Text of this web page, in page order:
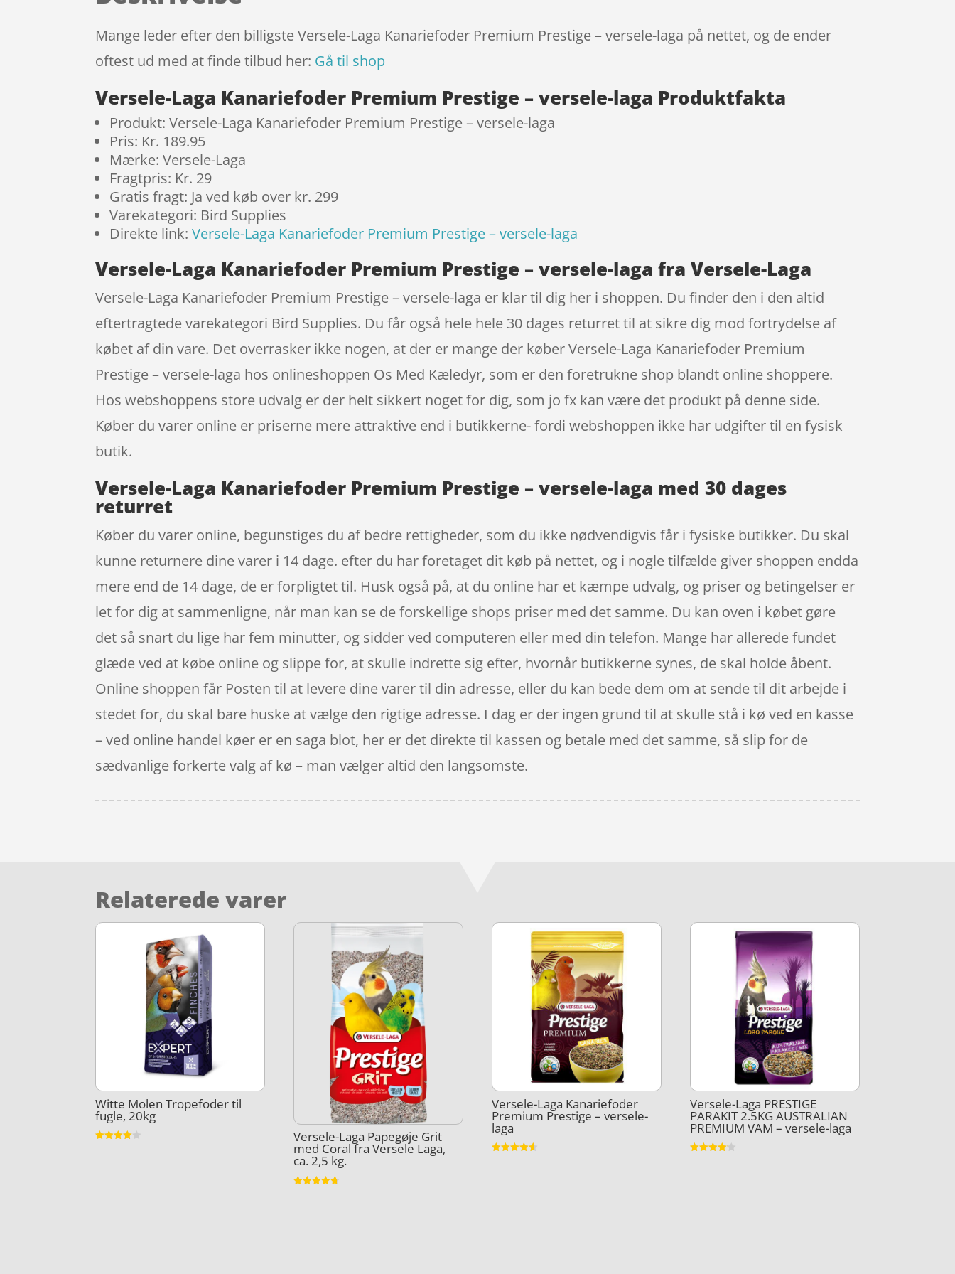
mmelser
Mange leder efter den billigste Versele-Laga Kanariefoder Premium Prestige – versele-laga på nettet, og de ender
oftest ud med at finde tilbud her: Gå til shop
Versele-Laga Kanariefoder Premium Prestige – versele-laga Produktfakta
Produkt: Versele-Laga Kanariefoder Premium Prestige – versele-laga
Pris: Kr. 189.95
Mærke: Versele-Laga
Fragtpris: Kr. 29
Gratis fragt: Ja ved køb over kr. 299
Varekategori: Bird Supplies
Direkte link:Versele-Laga Kanariefoder Premium Prestige – versele-laga
Versele-Laga Kanariefoder Premium Prestige – versele-laga fra Versele-Laga
Versele-Laga Kanariefoder Premium Prestige – versele-laga er klar til dig her i shoppen. Du finder den i den altid
eftertragtede varekategori Bird Supplies. Du får også hele hele 30 dages returret til at sikre dig mod fortrydelse af
købet af din vare. Det overrasker ikke nogen, at der er mange der køber Versele-Laga Kanariefoder Premium
Prestige – versele-laga hos onlineshoppen Os Med Kæledyr, som er den foretrukne shop blandt online shoppere.
Hos webshoppens store udvalg er der helt sikkert noget for dig, som jo fx kan være det produkt på denne side.
Køber du varer online er priserne mere attraktive end i butikkerne- fordi webshoppen ikke har udgifter til en fysisk
butik.
Versele-Laga Kanariefoder Premium Prestige – versele-laga med 30 dages
returret
Køber du varer online, begunstiges du af bedre rettigheder, som du ikke nødvendigvis får i fysiske butikker. Du skal
kunne returnere dine varer i 14 dage. efter du har foretaget dit køb på nettet, og i nogle tilfælde giver shoppen endda
mere end de 14 dage, de er forpligtet til. Husk også på, at du online har et kæmpe udvalg, og priser og betingelser er
let for dig at sammenligne, når man kan se de forskellige shops priser med det samme. Du kan oven i købet gøre
det så snart du lige har fem minutter, og sidder ved computeren eller med din telefon. Mange har allerede fundet
glæde ved at købe online og slippe for, at skulle indrette sig efter, hvornår butikkerne synes, de skal holde åbent.
Online shoppen får Posten til at levere dine varer til din adresse, eller du kan bede dem om at sende til dit arbejde i
stedet for, du skal bare huske at vælge den rigtige adresse. I dag er der ingen grund til at skulle stå i kø ved en kasse
– ved online handel køer er en saga blot, her er det direkte til kassen og betale med det samme, så slip for de
sædvanlige forkerte valg af kø – man vælger altid den langsomste.
Relaterede varer
Witte Molen Tropefoder til
fugle, 20kg
Versele-Laga Papegøje Grit
med Coral fra Versele Laga,
ca. 2,5 kg.
Versele-Laga Kanariefoder
Premium Prestige – versele-
laga
Versele-Laga PRESTIGE
PARAKIT 2.5KG AUSTRALIAN
PREMIUM VAM – versele-laga